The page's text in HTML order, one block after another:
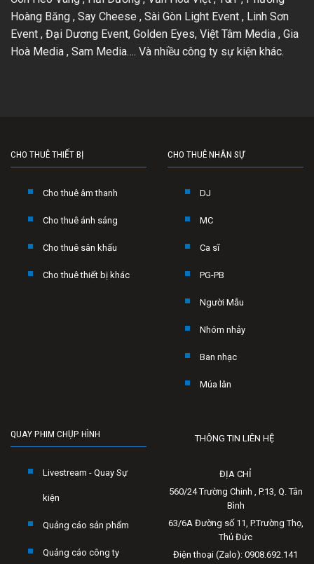
Hoàng Băng , Say Cheese , Sài Gòn Light Event , Linh Sơn
Event , Đại Dương Event, Golden Eyes, Việt Tâm Media , Gia
Hoà Media , Sam Media…. Và nhiều công ty sự kiện khác.
CHO THUÊ THIẾT BỊ
Cho thuê âm thanh
Cho thuê ánh sáng
Cho thuê sân khấu
Cho thuê thiết bị khác
CHO THUÊ NHÂN SỰ
DJ
MC
Ca sĩ
PG-PB
Người Mẫu
Nhóm nhảy
Ban nhạc
Múa lân
QUAY PHIM CHỤP HÌNH
Livestream - Quay Sự
kiện
Quảng cáo sản phẩm
Quảng cáo công ty
THÔNG TIN LIÊN HỆ
ĐỊA CHỈ
560/24 Trường Chinh , P.13, Q. Tân
Bình
63/6A Đường số 11, P.Trường Thọ,
Thủ Đức
Điện thoại (Zalo): 0908.692.141